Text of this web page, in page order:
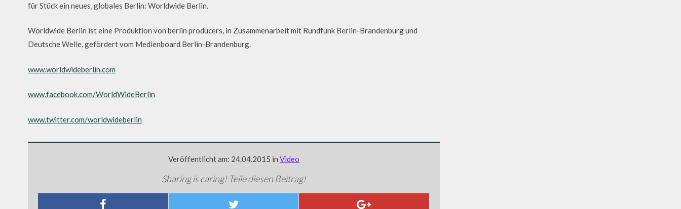
für Stück ein neues, globales Berlin: Worldwide Berlin.
Worldwide Berlin ist eine Produktion von berlin producers, in Zusammenarbeit mit Rundfunk Berlin-Brandenburg und
Deutsche Welle, gefördert vom Medienboard Berlin-Brandenburg.
www.worldwideberlin.com
www.facebook.com/WorldWideBerlin
www.twitter.com/worldwideberlin
Veröffentlicht am: 24.04.2015 in Video
Sharing is caring! Teile diesen Beitrag!